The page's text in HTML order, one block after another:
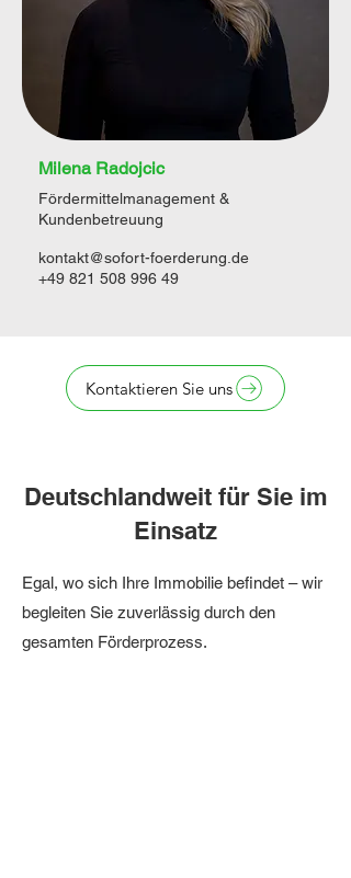
Milena Radojcic
Fördermittelmanagement &
Kundenbetreuung
kontakt@sofort-foerderung.de
+49 821 508 996 49
Kontaktieren Sie uns
Deutschlandweit für Sie im
Einsatz
Egal, wo sich Ihre Immobilie befindet – wir
begleiten Sie zuverlässig durch den
gesamten Förderprozess.